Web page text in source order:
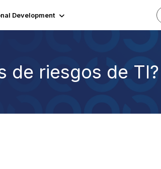
Development
de riesgos de TI?